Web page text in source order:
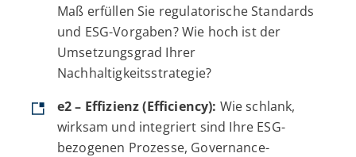
Maß erfüllen Sie regulatorische Standards
und ESG-Vorgaben? Wie hoch ist der
Umsetzungsgrad Ihrer
Nachhaltigkeitsstrategie?
e2 – Effizienz (Efficiency): Wie schlank,
wirksam und integriert sind Ihre ESG-
bezogenen Prozesse, Governance-